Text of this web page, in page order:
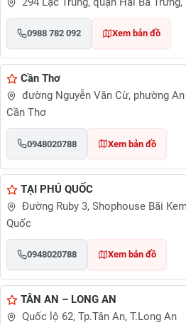
0988 782 092 Xem bản đồ
Cần Thơ
đường Nguyễn Văn Cừ, phường
Cần Thơ
0948020788 Xem bản đồ
TẠI PHÚ QUỐC
Đường Ruby 3, Shophouse Bãi
Quốc
0948020788 Xem bản đồ
TÂN AN – LONG AN
Quốc lộ 62, Tp.Tân An, T.Long An